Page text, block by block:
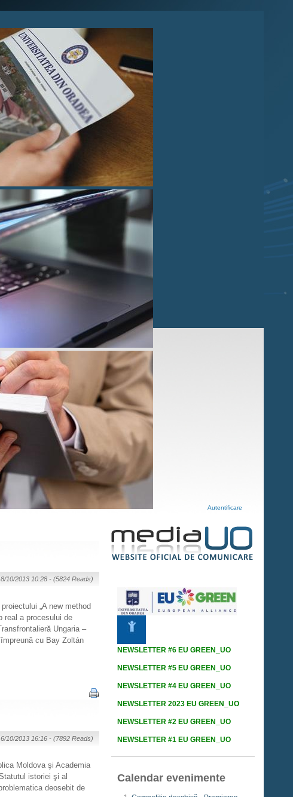
Autentificare
10/2013 10:28 - (5824 Reads)
„A new method
real a procesului de
Ungaria –
cu Bay Zoltán
10/2013 16:16 - (7892 Reads)
Moldova şi Academia
istoriei şi al
deosebit de
NEWSLETTER #6 EU GREEN_UO
NEWSLETTER #5 EU GREEN_UO
NEWSLETTER #4 EU GREEN_UO
NEWSLETTER 2023 EU GREEN_UO
NEWSLETTER #2 EU GREEN_UO
NEWSLETTER #1 EU GREEN_UO
Calendar evenimente